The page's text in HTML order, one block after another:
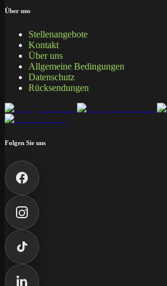
Über uns
Stellenangebote
Kontakt
Über uns
Allgemeine Bedingungen
Datenschutz
Rücksendungen
Folgen Sie uns